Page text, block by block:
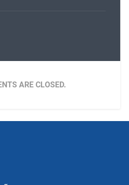
ARE CLOSED.